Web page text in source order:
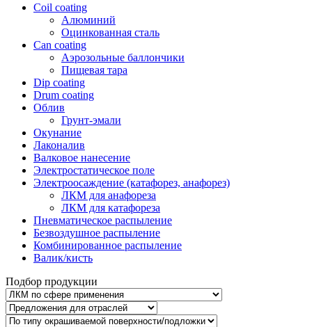
Coil coating
Алюминий
Оцинкованная сталь
Can coating
Аэрозольные баллончики
Пищевая тара
Dip coating
Drum coating
Облив
Грунт-эмали
Окунание
Лаконалив
Валковое нанесение
Электростатическое поле
Электроосаждение (катафорез, анафорез)
ЛКМ для анафореза
ЛКМ для катафореза
Пневматическое распыление
Безвоздушное распыление
Комбинированное распыление
Валик/кисть
Подбор продукции